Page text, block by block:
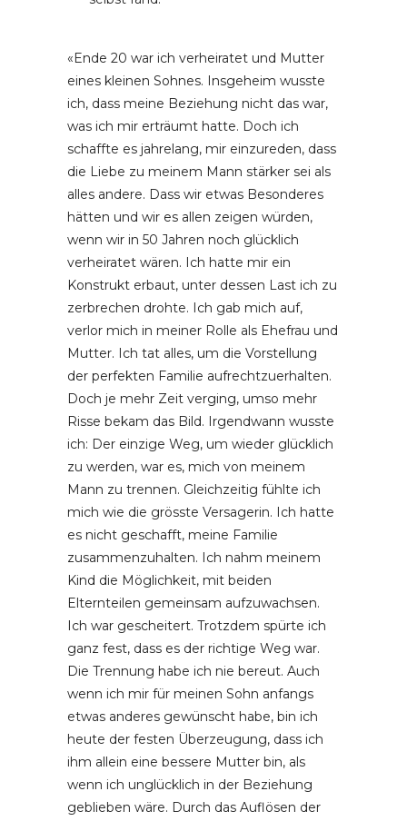
«Ende 20 war ich verheiratet und Mutter
eines kleinen Sohnes. Insgeheim wusste
ich, dass meine Beziehung nicht das war,
was ich mir erträumt hatte. Doch ich
schaffte es jahrelang, mir einzureden, dass
die Liebe zu meinem Mann stärker sei als
alles andere. Dass wir etwas Besonderes
hätten und wir es allen zeigen würden,
wenn wir in 50 Jahren noch glücklich
verheiratet wären. Ich hatte mir ein
Konstrukt erbaut, unter dessen Last ich zu
zerbrechen drohte. Ich gab mich auf,
verlor mich in meiner Rolle als Ehefrau und
Mutter. Ich tat alles, um die Vorstellung
der perfekten Familie aufrechtzuerhalten.
Doch je mehr Zeit verging, umso mehr
Risse bekam das Bild. Irgendwann wusste
ich: Der einzige Weg, um wieder glücklich
zu werden, war es, mich von meinem
Mann zu trennen. Gleichzeitig fühlte ich
mich wie die grösste Versagerin. Ich hatte
es nicht geschafft, meine Familie
zusammenzuhalten. Ich nahm meinem
Kind die Möglichkeit, mit beiden
Elternteilen gemeinsam aufzuwachsen.
Ich war gescheitert. Trotzdem spürte ich
ganz fest, dass es der richtige Weg war.
Die Trennung habe ich nie bereut. Auch
wenn ich mir für meinen Sohn anfangs
etwas anderes gewünscht habe, bin ich
heute der festen Überzeugung, dass ich
ihm allein eine bessere Mutter bin, als
wenn ich unglücklich in der Beziehung
geblieben wäre. Durch das Auflösen der